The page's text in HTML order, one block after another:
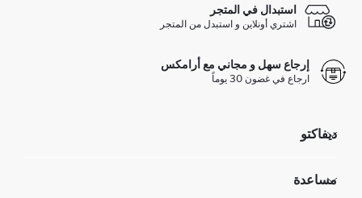
استبدال في المتجر
اشتري أونلاين و استبدل من المتجر
إرجاع سهل و مجاني مع أرامكس
ارجاع في غضون 30 يوماً
ديفاكتو
تعرف علينا
مساعدة